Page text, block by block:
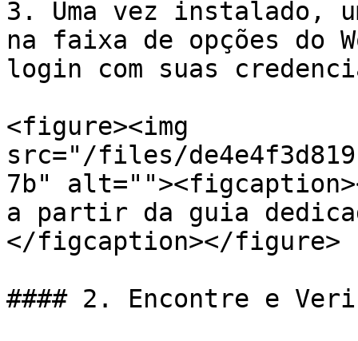
3. Uma vez instalado,
na faixa de opções do
login com suas
<figure><img
src="/files/
7b"
a partir da guia
</figcaption></figure>
#### 2. Encontre e